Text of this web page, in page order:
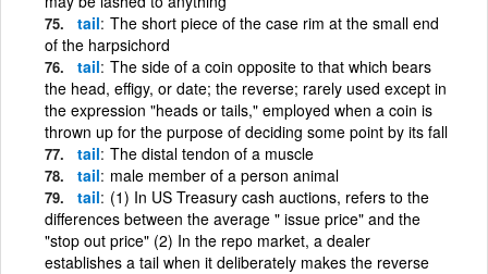
tail The short piece of the case rim at the small end
of the harpsichord
tail The side of a coin opposite to that which bears
the head, effigy, or date; the reverse; rarely used except in
the expression "heads or tails," employed when a coin is
thrown up for the purpose of deciding some point by its fall
tail The distal tendon of a muscle
tail male member of a person animal
tail (1) In US Treasury cash auctions, refers to the
differences between the average " issue price" and the
"stop out price" (2) In the repo market, a dealer
establishes a tail when it deliberately makes the reverse